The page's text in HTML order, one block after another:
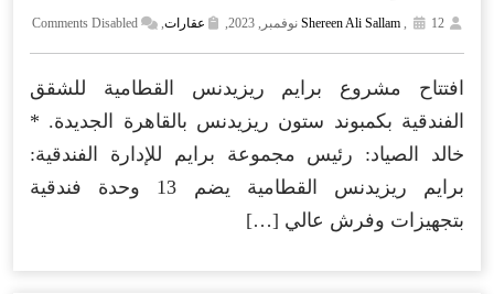
Shereen Ali Sallam , 12 نوفمبر, 2023, عقارات,
Comments Disabled
افتتاح مشروع برايم ريزيدنس القطامية للشقق
الفندقية بكمبوند ستون ريزيدنس بالقاهرة الجديدة. *
خالد الصياد: رئيس مجموعة برايم للإدارة الفندقية:
برايم ريزيدنس القطامية يضم 13 وحدة فندقية
بتجهيزات وفرش عالي […]